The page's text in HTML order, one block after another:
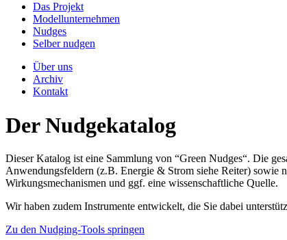
Das Projekt
Modellunternehmen
Nudges
Selber nudgen
Über uns
Archiv
Kontakt
Der Nudgekatalog
Dieser Katalog ist eine Sammlung von “Green Nudges“. Die
Anwendungsfeldern (z.B. Energie & Strom siehe Reiter) sowie
Wirkungsmechanismen und ggf. eine wissenschaftliche Quelle.
Wir haben zudem Instrumente entwickelt, die Sie dabei
Zu den Nudging-Tools springen